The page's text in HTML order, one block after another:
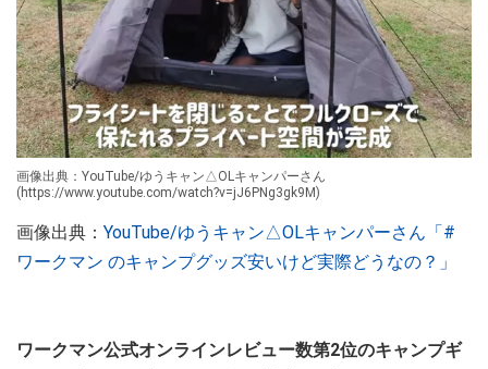
画像出典：YouTube/ゆうキャン△OLキャンパーさん
(https://www.youtube.com/watch?v=jJ6PNg3gk9M)
画像出典： YouTube/ゆうキャン△OLキャンパーさん「#
ワークマン のキャンプグッズ安いけど実際どうなの？」
ワークマン公式オンラインレビュー数第2位のキャンプギ